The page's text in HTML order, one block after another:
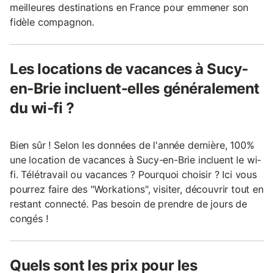
meilleures destinations en France pour emmener son
fidèle compagnon.
Les locations de vacances à Sucy-
en-Brie incluent-elles généralement
du wi-fi ?
Bien sûr ! Selon les données de l'année dernière, 100%
une location de vacances à Sucy-en-Brie incluent le wi-
fi. Télétravail ou vacances ? Pourquoi choisir ? Ici vous
pourrez faire des "Workations", visiter, découvrir tout en
restant connecté. Pas besoin de prendre de jours de
congés !
Quels sont les prix pour les